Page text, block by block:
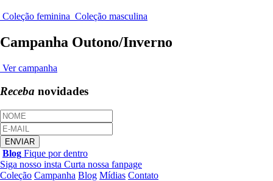
Coleção feminina Coleção masculina
Campanha Outono/Inverno
Ver campanha
Receba novidades
Blog Fique por dentro
Siga nosso insta Curta nossa fanpage
Coleção Campanha Blog Mídias Contato